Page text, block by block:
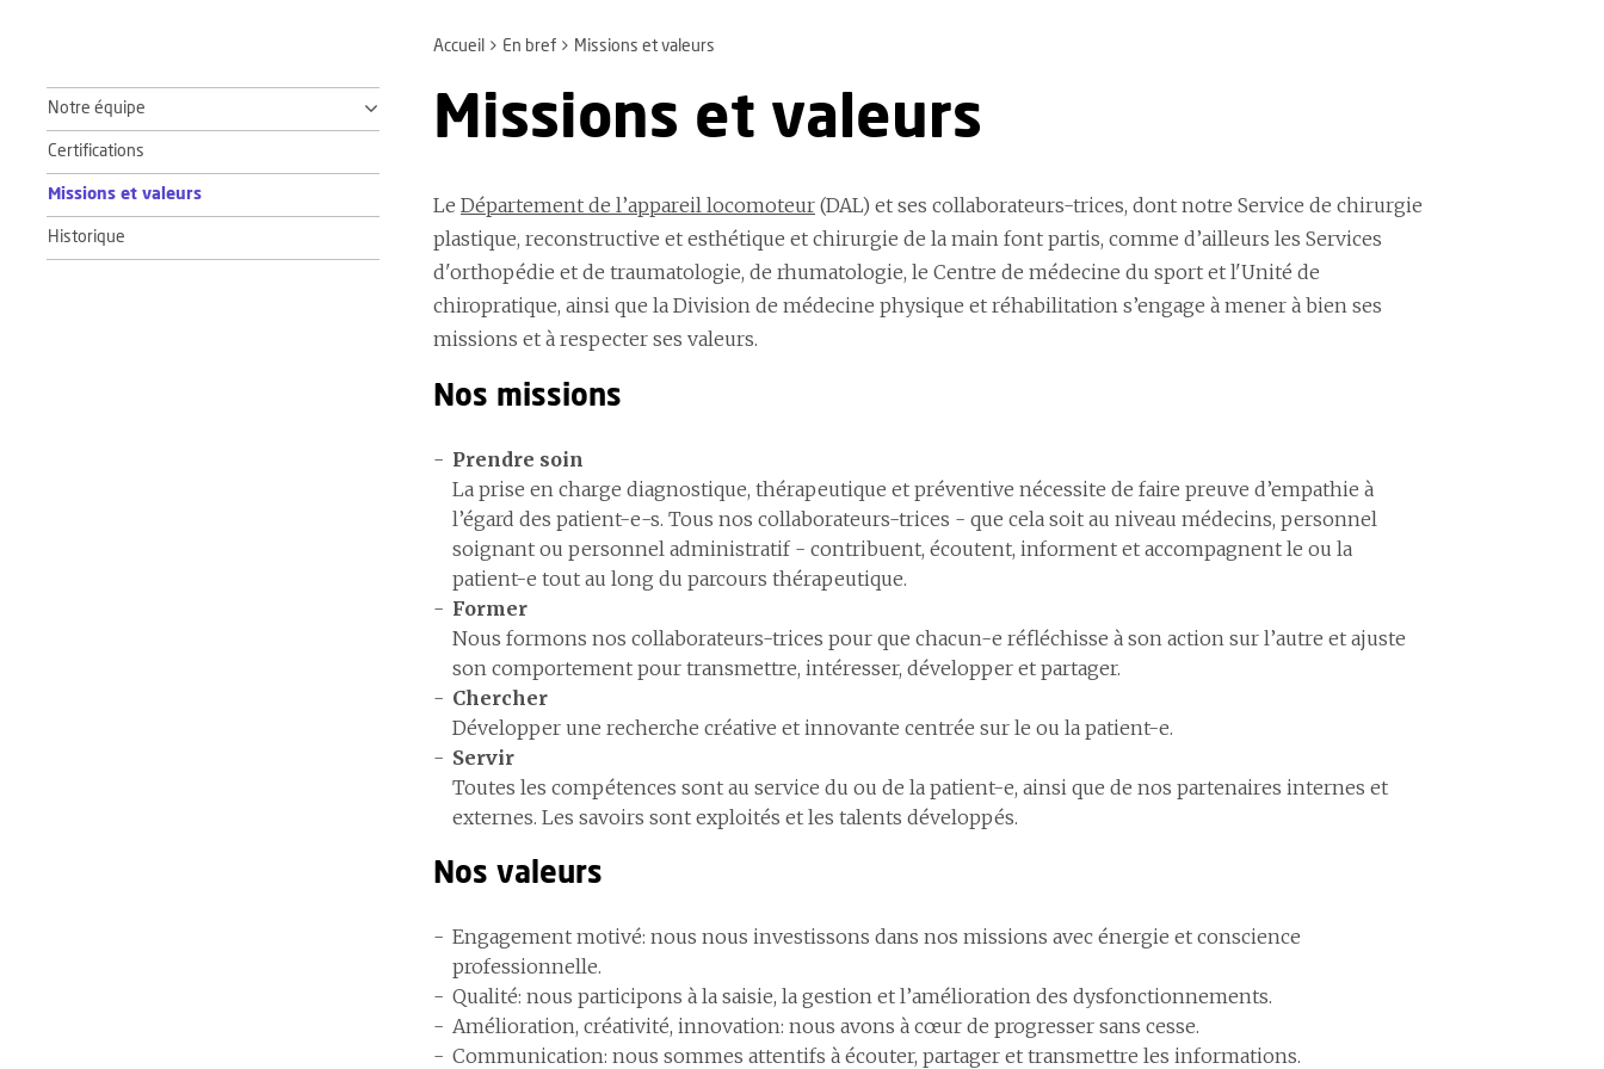
Accueil En bref Missions et valeurs
Notre équipe
Certifications
Missions et valeurs
Historique
Missions et valeurs
Le Département de l’appareil locomoteur (DAL) et ses collaborateurs-trices, dont notre Service de chirurgie
plastique, reconstructive et esthétique et chirurgie de la main font partis, comme d’ailleurs les Services
d'orthopédie et de traumatologie, de rhumatologie, le Centre de médecine du sport et l'Unité de
chiropratique, ainsi que la Division de médecine physique et réhabilitation s’engage à mener à bien ses
missions et à respecter ses valeurs.
Nos missions
Prendre soin
La prise en charge diagnostique, thérapeutique et préventive nécessite de faire preuve d’empathie à
l’égard des patient-e-s. Tous nos collaborateurs-trices - que cela soit au niveau médecins, personnel
soignant ou personnel administratif - contribuent, écoutent, informent et accompagnent le ou la
patient-e tout au long du parcours thérapeutique.
Former
Nous formons nos collaborateurs-trices pour que chacun-e réfléchisse à son action sur l’autre et ajuste
son comportement pour transmettre, intéresser, développer et partager.
Chercher
Développer une recherche créative et innovante centrée sur le ou la patient-e.
Servir
Toutes les compétences sont au service du ou de la patient-e, ainsi que de nos partenaires internes et
externes. Les savoirs sont exploités et les talents développés.
Nos valeurs
Engagement motivé: nous nous investissons dans nos missions avec énergie et conscience
professionnelle.
Qualité: nous participons à la saisie, la gestion et l’amélioration des dysfonctionnements.
Amélioration, créativité, innovation: nous avons à cœur de progresser sans cesse.
Communication: nous sommes attentifs à écouter, partager et transmettre les informations.